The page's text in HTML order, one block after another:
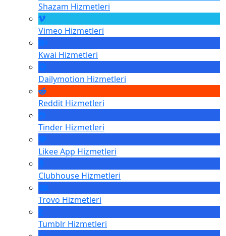
Shazam Hizmetleri
Vimeo Hizmetleri
Kwai Hizmetleri
Dailymotion Hizmetleri
Reddit Hizmetleri
Tinder Hizmetleri
Likee App Hizmetleri
Clubhouse Hizmetleri
Trovo Hizmetleri
Tumblr Hizmetleri